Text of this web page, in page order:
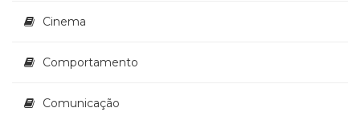
Cinema
Comportamento
Comunicação